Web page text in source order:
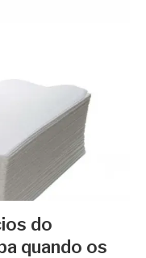
do
quando os